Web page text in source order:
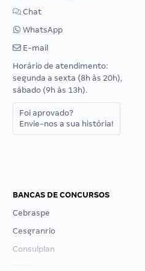
Chat
WhatsApp
E-mail
Horário de atendimento:
segunda a sexta (8h às 20h),
sábado (9h às 13h).
Foi aprovado?
Envie-nos a sua história!
BANCAS DE CONCURSOS
Cebraspe
Cesgranrio
Consulplan